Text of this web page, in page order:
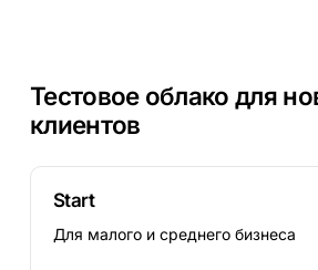
Тестовое облако для
клиентов
Start
Для малого и среднего бизнеса